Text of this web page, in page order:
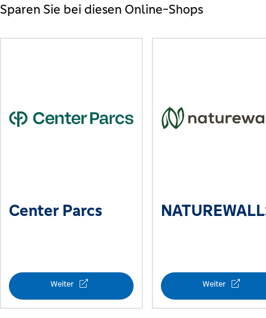
Sparen Sie bei diesen Online-Shops
Center Parcs
Weiter Weiter